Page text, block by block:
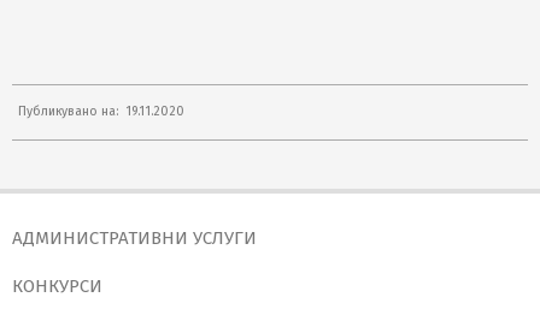
Публикувано на: 19.11.2020
АДМИНИСТРАТИВНИ УСЛУГИ
КОНКУРСИ